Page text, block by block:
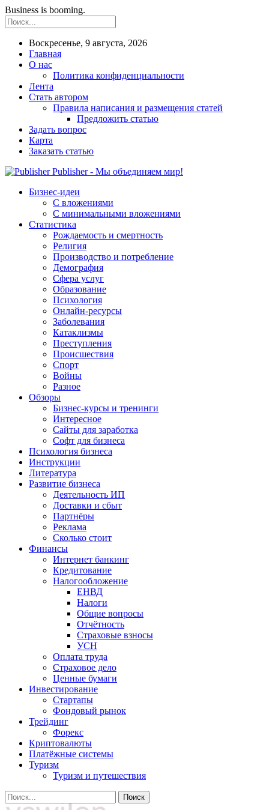
Business is booming.
Воскресенье, 9 августа, 2026
Главная
О нас
Политика конфиденциальности
Лента
Стать автором
Правила написания и размещения статей
Предложить статью
Задать вопрос
Карта
Заказать статью
Publisher - Мы объединяем мир!
Бизнес-идеи
С вложениями
С минимальными вложениями
Статистика
Рождаемость и смертность
Религия
Производство и потребление
Демография
Сфера услуг
Образование
Психология
Онлайн-ресурсы
Заболевания
Катаклизмы
Преступления
Происшествия
Спорт
Войны
Разное
Обзоры
Бизнес-курсы и тренинги
Интересное
Сайты для заработка
Софт для бизнеса
Психология бизнеса
Инструкции
Литература
Развитие бизнеса
Деятельность ИП
Доставки и сбыт
Партнёры
Реклама
Сколько стоит
Финансы
Интернет банкинг
Кредитование
Налогообложение
ЕНВД
Налоги
Общие вопросы
Отчётность
Страховые взносы
УСН
Оплата труда
Страховое дело
Ценные бумаги
Инвестирование
Стартапы
Фондовый рынок
Трейдинг
Форекс
Криптовалюты
Платёжные системы
Туризм
Туризм и путешествия